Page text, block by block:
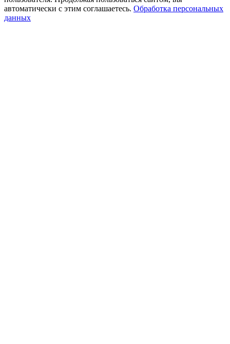
автоматически с этим соглашаетесь. Обработка персональных
данных